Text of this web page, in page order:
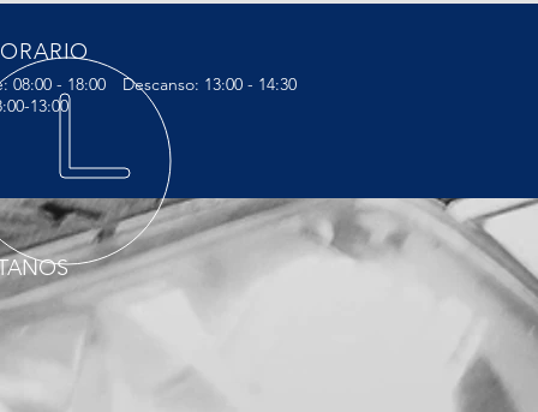
08:00 - 18:00
13:00
Descanso: 13:00 - 14:30